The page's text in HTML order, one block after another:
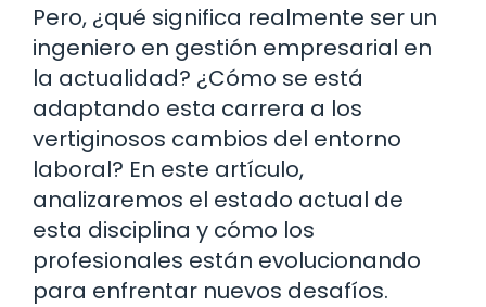
Pero, ¿qué significa realmente ser un
ingeniero en gestión empresarial en
la actualidad? ¿Cómo se está
adaptando esta carrera a los
vertiginosos cambios del entorno
laboral? En este artículo,
analizaremos el estado actual de
esta disciplina y cómo los
profesionales están evolucionando
para enfrentar nuevos desafíos.